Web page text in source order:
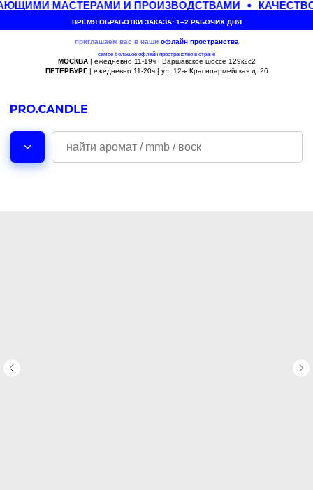
МАСТЕРАМИ И ПРОИЗВОДСТВАМИ
ВРЕМЯ ОБРАБОТКИ ЗАКАЗА: 1–2 РАБОЧИХ ДНЯ
приглашаем вас в наши офлайн пространства
самое большое офлайн пространство в стране
МОСКВА| ежедневно 11-19ч | Варшавское шоссе 129к2с2
ПЕТЕРБУРГ| ежедневно 11-20ч | ул. 12-я Красноармейская д. 26